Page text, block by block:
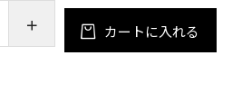
カートに入れる